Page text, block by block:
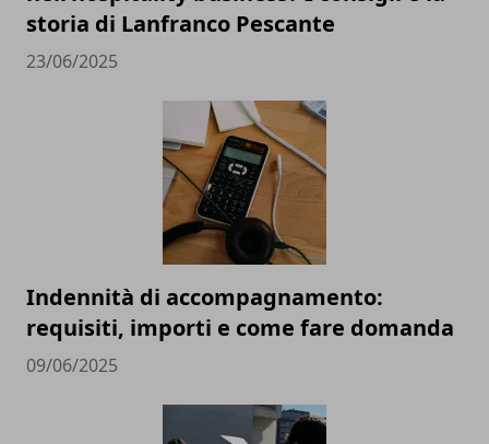
storia di Lanfranco Pescante
23/06/2025
Indennità di accompagnamento:
requisiti, importi e come fare domanda
09/06/2025